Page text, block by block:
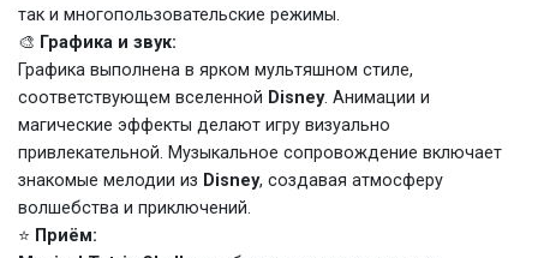
так и многопользовательские режимы.
🎨 Графика и звук:
Графика выполнена в ярком мультяшном стиле,
соответствующем вселенной Disney. Анимации и
магические эффекты делают игру визуально
привлекательной. Музыкальное сопровождение включает
знакомые мелодии из Disney, создавая атмосферу
волшебства и приключений.
⭐ Приём: